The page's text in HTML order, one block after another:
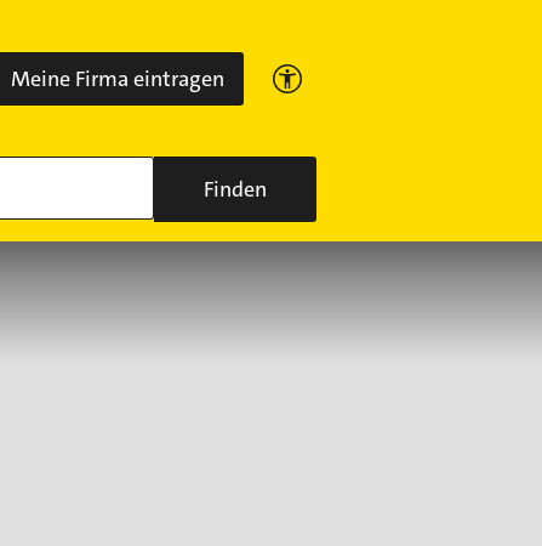
Meine Firma eintragen
Finden